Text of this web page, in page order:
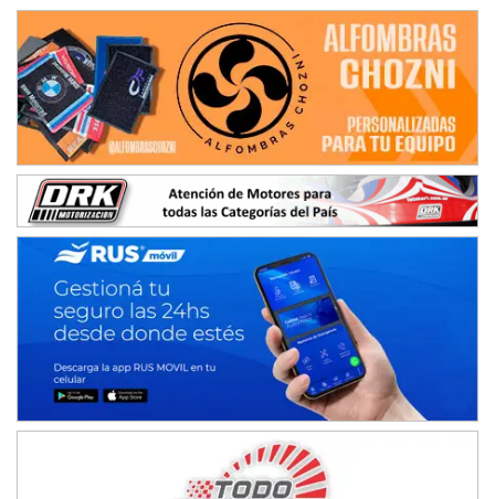
Juventud Unida (Tierra)
Humboldt (Santa Fe)
NORESTE SANTAFESINO - F6
Ciudad de Avellaneda (Asfalto)
Avellaneda (Santa Fe)
SUR SANTAFESINO - F4
José Samuel Sánchez (Tierra)
Rufino (Santa Fe)
TUCUMANO - F5
Juan Navarro (Asfalto)
El Timbó (Tucumán)
COBERTURA ESPECIAL DE E-KART.COM.AR
08/09-AGO
IAME SERIES ARGENTINA 6
Ramiro Tot (Asfalto)
Baradero (Buenos Aires)
Ciudad de Trenque Lauquen (Asfalto)